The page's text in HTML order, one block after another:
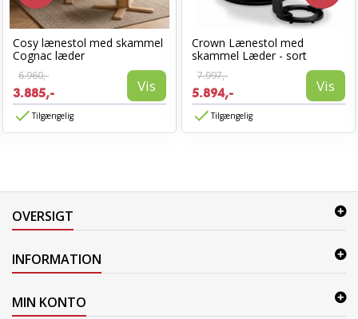
Cosy lænestol med skammel
Cognac læder
6.960,-
3.885,- Vis
Tilgængelig
Crown Lænestol med
skammel Læder - sort
7.997,-
5.894,- Vis
Tilgængelig
OVERSIGT
INFORMATION
MIN KONTO